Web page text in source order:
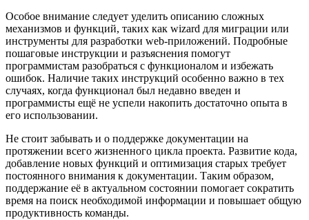
Особое внимание следует уделить описанию сложных
механизмов и функций, таких как wizard для миграции или
инструменты для разработки web-приложений. Подробные
пошаговые инструкции и разъяснения помогут
программистам разобраться с функционалом и избежать
ошибок. Наличие таких инструкций особенно важно в тех
случаях, когда функционал был недавно введен и
программисты ещё не успели накопить достаточно опыта в
его использовании.
Не стоит забывать и о поддержке документации на
протяжении всего жизненного цикла проекта. Развитие кода,
добавление новых функций и оптимизация старых требует
постоянного внимания к документации. Таким образом,
поддержание её в актуальном состоянии помогает сократить
время на поиск необходимой информации и повышает общую
продуктивность команды.